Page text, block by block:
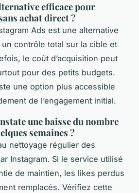
efficace pour
achat direct ?
Ads est une alternative
contrôle total sur la cible et
le coût d’acquisition peut
pour des petits budgets.
une option plus accessible
de l’engagement initial.
une baisse du nombre
semaines ?
nettoyage régulier des
Instagram. Si le service utilisé
de maintien, les likes perdus
remplacés. Vérifiez cette